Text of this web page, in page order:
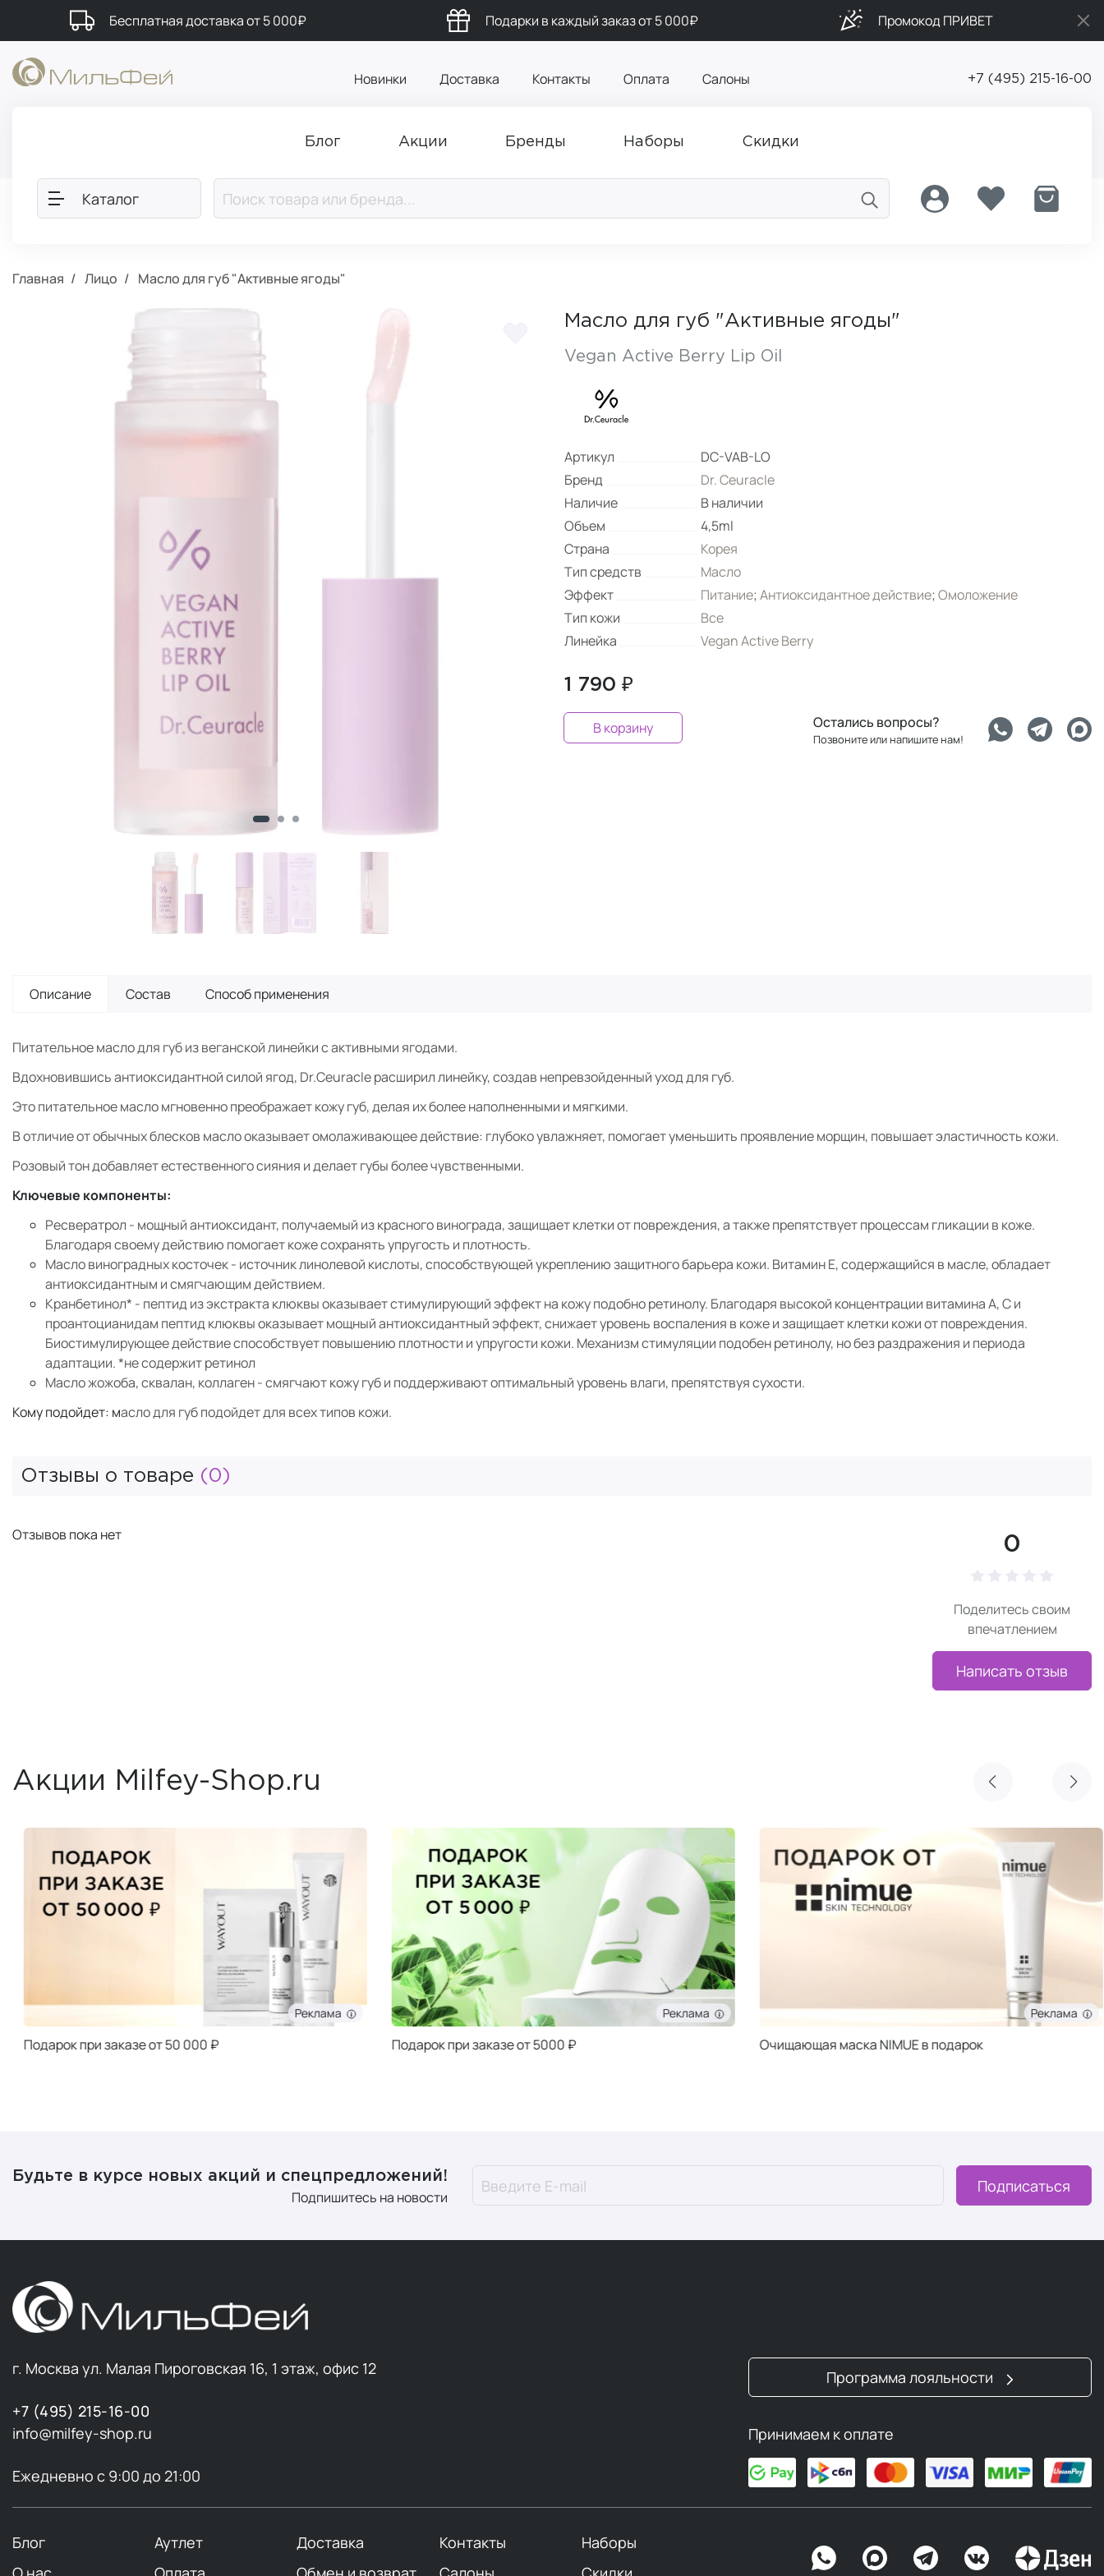
Бесплатная доставка от 5 000₽ Подарки в каждый заказ от 5 000₽ Промокод ПРИВЕТ
Новинки Доставка Контакты Оплата Салоны +7 (495) 215-16-00
Блог Акции Бренды Наборы Скидки
Каталог
Главная Лицо Масло для губ "Активные ягоды"
Масло для губ "Активные ягоды"
Vegan Active Berry Lip Oil
Артикул
DC-VAB-LO
Бренд
Dr. Ceuracle
Наличие
В наличии
Объем
4,5ml
Страна
Корея
Тип средств
Масло
Эффект
Питание;Антиоксидантное действие;Омоложение
Тип кожи
Все
Линейка
Vegan Active Berry
1 790 ₽
В корзину Остались вопросы?
Позвоните или напишите нам!
Описание Состав Способ применения
Питательное масло для губ из веганской линейки с активными ягодами.
Вдохновившись антиоксидантной силой ягод, Dr.Ceuracle расширил линейку, создав непревзойденный уход для губ.
Это питательное масло мгновенно преображает кожу губ, делая их более наполненными и мягкими.
В отличие от обычных блесков масло оказывает омолаживающее действие: глубоко увлажняет, помогает уменьшить проявление морщин, повышает эластичность кожи.
Розовый тон добавляет естественного сияния и делает губы более чувственными.
Ключевые компоненты:
Ресвератрол - мощный антиоксидант, получаемый из красного винограда, защищает клетки от повреждения, а также препятствует процессам гликации в коже.
Благодаря своему действию помогает коже сохранять упругость и плотность.
Масло виноградных косточек - источник линолевой кислоты, способствующей укреплению защитного барьера кожи. Витамин Е, содержащийся в масле, обладает
антиоксидантным и смягчающим действием.
Кранбетинол* - пептид из экстракта клюквы оказывает стимулирующий эффект на кожу подобно ретинолу. Благодаря высокой концентрации витамина А, С и
проантоцианидам пептид клюквы оказывает мощный антиоксидантный эффект, снижает уровень воспаления в коже и защищает клетки кожи от повреждения.
Биостимулирующее действие способствует повышению плотности и упругости кожи. Механизм стимуляции подобен ретинолу, но без раздражения и периода
адаптации. *не содержит ретинол
Масло жожоба, сквалан, коллаген - смягчают кожу губ и поддерживают оптимальный уровень влаги, препятствуя сухости.
Кому подойдет: масло для губ подойдет для всех типов кожи.
Отзывы о товаре (0)
0
Поделитесь своим
впечатлением
Написать отзыв
Отзывов пока нет
Акции Milfey-Shop.ru
Реклама
Подарок при заказе от 50 000 ₽
Реклама
Подарок при заказе от 5000 ₽
Реклама
Очищающая маска NIMUE в подарок
Будьте в курсе новых акций и спецпредложений!
Подпишитесь на новости
Подписаться
г. Москва ул. Малая Пироговская 16, 1 этаж, офис 12
+7 (495) 215-16-00
info@milfey-shop.ru
Ежедневно с 9:00 до 21:00
Программа лояльности
Принимаем к оплате
Блог Аутлет Доставка Контакты
Наборы